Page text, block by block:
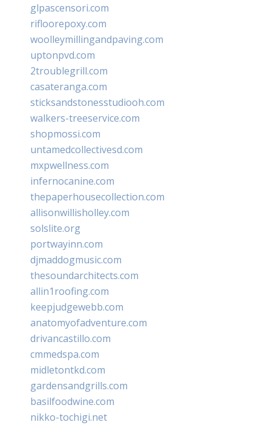
glpascensori.com
rifloorepoxy.com
woolleymillingandpaving.com
uptonpvd.com
2troublegrill.com
casateranga.com
sticksandstonesstudiooh.com
walkers-treeservice.com
shopmossi.com
untamedcollectivesd.com
mxpwellness.com
infernocanine.com
thepaperhousecollection.com
allisonwillisholley.com
solslite.org
portwayinn.com
djmaddogmusic.com
thesoundarchitects.com
allin1roofing.com
keepjudgewebb.com
anatomyofadventure.com
drivancastillo.com
cmmedspa.com
midletontkd.com
gardensandgrills.com
basilfoodwine.com
nikko-tochigi.net